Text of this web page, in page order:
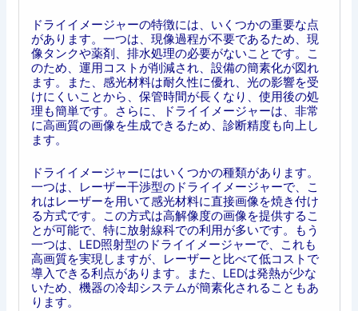
ドライイメージャーの特徴には、いくつかの重要な点
があります。一つは、現像過程が不要であるため、現
像タンクや薬剤、排水処理の必要がないことです。こ
のため、運用コストが削減され、設備の簡素化が図れ
ます。また、感光材料は耐久性に優れ、光の影響を受
けにくいことから、保管時間が長くなり、使用後の処
理も簡単です。さらに、ドライイメージャーは、非常
に高画質の画像を生成できるため、診断精度も向上し
ます。
ドライイメージャーにはいくつかの種類があります。
一つは、レーザー干渉型のドライイメージャーで、こ
れはレーザーを用いて感光材料に直接画像を焼き付け
る方式です。この方式は高解像度の画像を提供するこ
とが可能で、特に放射線科での利用が多いです。もう
一つは、LED照射型のドライイメージャーで、これも
高画質を実現しますが、レーザーと比べて低コストで
導入できる利点があります。また、LEDは発熱が少な
いため、機器の冷却システムが簡素化されることもあ
ります。